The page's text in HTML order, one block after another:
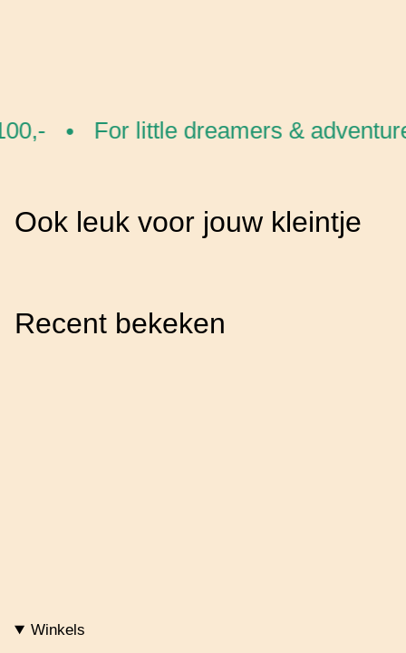
For little dreamers &
Ook leuk voor jouw kleintje
Recent bekeken
Winkels